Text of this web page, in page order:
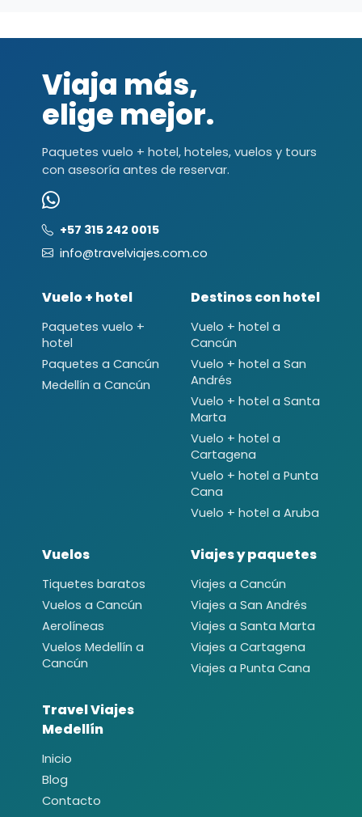
Viaja más,
elige mejor.
Paquetes vuelo + hotel, hoteles, vuelos y tours
con asesoría antes de reservar.
+57 315 242 0015
info@travelviajes.com.co
Vuelo + hotel
Paquetes vuelo +
hotel
Paquetes a Cancún
Medellín a Cancún
Destinos con hotel
Vuelo + hotel a
Cancún
Vuelo + hotel a San
Andrés
Vuelo + hotel a Santa
Marta
Vuelo + hotel a
Cartagena
Vuelo + hotel a Punta
Cana
Vuelo + hotel a Aruba
Vuelos
Tiquetes baratos
Vuelos a Cancún
Aerolíneas
Vuelos Medellín a
Cancún
Viajes y paquetes
Viajes a Cancún
Viajes a San Andrés
Viajes a Santa Marta
Viajes a Cartagena
Viajes a Punta Cana
Travel Viajes
Medellín
Inicio
Blog
Contacto